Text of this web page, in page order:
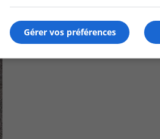
Gérer vos préférences